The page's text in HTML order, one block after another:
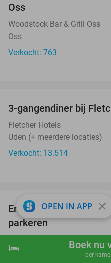
shopping_cart
hotel Boek nu
per
Oss
Woodstock Bar & Grill Oss
Oss
Verkocht: 763
3-gangendiner bij
Fletcher Hotels
Uden (+ meerdere locaties)
Verkocht: 13.514
Entree Avonturenpark
parkeren
Avonturenpark De Bergen
Wanroij
OPEN IN APP close